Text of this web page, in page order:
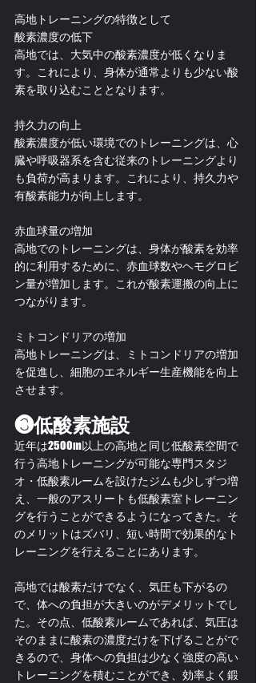
高地トレーニングの特徴として
酸素濃度の低下
高地では、大気中の酸素濃度が低くなりま
す。これにより、身体が通常よりも少ない酸
素を取り込むこととなります。
持久力の向上
酸素濃度が低い環境でのトレーニングは、心
臓や呼吸器系を含む従来のトレーニングより
も負荷が高まります。これにより、持久力や
有酸素能力が向上します。
赤血球量の増加
高地でのトレーニングは、身体が酸素を効率
的に利用するために、赤血球数やヘモグロビ
ン量が増加します。これが酸素運搬の向上に
つながります。
ミトコンドリアの増加
高地トレーニングは、ミトコンドリアの増加
を促進し、細胞のエネルギー生産機能を向上
させます。
❸低酸素施設
近年は2500m以上の高地と同じ低酸素空間で
行う高地トレーニングが可能な専門スタジ
オ・低酸素ルームを設けたジムも少しずつ増
え、一般のアスリートも低酸素室トレーニン
グを行うことができるようになってきた。そ
のメリットはズバリ、短い時間で効果的なト
レーニングを行えることにあります。
高地では酸素だけでなく、気圧も下がるの
で、体への負担が大きいのがデメリットでし
た。その点、低酸素ルームであれば、気圧は
そのままに酸素の濃度だけを下げることがで
きるので、身体への負担は少なく強度の高い
トレーニングを積むことができ、効率よく鍛